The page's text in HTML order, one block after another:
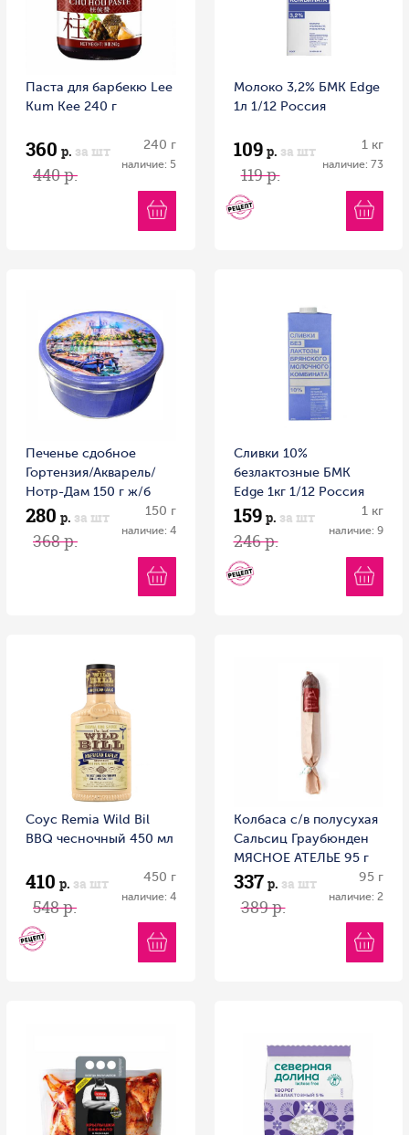
Паста для барбекю Lee
Kum Kee 240 г
360 р. за шт
440 р.
240 г
наличие: 5
Молоко 3,2% БМК Edge
1л 1/12 Россия
109 р. за шт
119 р.
1 кг
наличие: 73
Печенье сдобное
Гортензия/Акварель/
Нотр-Дам 150 г ж/б
Россия
280 р. за шт
368 р.
150 г
наличие: 4
Сливки 10%
безлактозные БМК
Edge 1кг 1/12 Россия
159 р. за шт
246 р.
1 кг
наличие: 9
Соус Remia Wild Bil
BBQ чесночный 450 мл
410 р. за шт
548 р.
450 г
наличие: 4
Колбаса с/в полусухая
Сальсиц Граубюнден
МЯСНОЕ АТЕЛЬЕ 95 г
Россия
337 р. за шт
389 р.
95 г
наличие: 2